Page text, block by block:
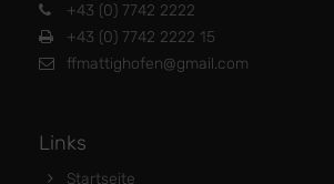
+43 (0) 7742 2222
+43 (0) 7742 2222 15
ffmattighofen@gmail.com
Links
Startseite